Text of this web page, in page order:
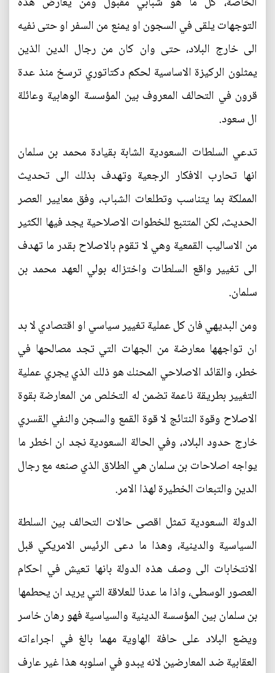
التوجهات يلقى في السجون او يمنع من السفر او حتى نفيه
الى خارج البلاد، حتى وان كان من رجال الدين الذين
يمثلون الركيزة الاساسية لحكم دكتاتوري ترسخ منذ عدة
قرون في التحالف المعروف بين المؤسسة الوهابية وعائلة
ال سعود.
تدعي السلطات السعودية الشابة بقيادة محمد بن سلمان
انها تحارب الافكار الرجعية وتهدف بذلك الى تحديث
المملكة بما يتناسب وتطلعات الشباب، وفق معايير العصر
الحديث، لكن المتتبع للخطوات الاصلاحية يجد فيها الكثير
من الاساليب القمعية وهي لا تقوم بالاصلاح بقدر ما تهدف
الى تغيير واقع السلطات واختزاله بولي العهد محمد بن
سلمان.
ومن البديهي فان كل عملية تغيير سياسي او اقتصادي لا بد
ان تواجهها معارضة من الجهات التي تجد مصالحها في
خطر، والقائد الاصلاحي المحنك هو ذلك الذي يجري عملية
التغيير بطريقة ناعمة تضمن له التخلص من المعارضة بقوة
الاصلاح وقوة النتائج لا قوة القمع والسجن والنفي القسري
خارج حدود البلاد، وفي الحالة السعودية نجد ان اخطر ما
يواجه اصلاحات بن سلمان هي الطلاق الذي صنعه مع رجال
الدين والتبعات الخطيرة لهذا الامر.
الدولة السعودية تمثل اقصى حالات التحالف بين السلطة
السياسية والدينية، وهذا ما دعى الرئيس الامريكي قبل
الانتخابات الى وصف هذه الدولة بانها تعيش في احكام
العصور الوسطى، واذا ما عدنا للعلاقة التي يريد ان يحطمها
بن سلمان بين المؤسسة الدينية والسياسية فهو رهان خاسر
ويضع البلاد على حافة الهاوية مهما بالغ في اجراءاته
العقابية ضد المعارضين لانه يبدو في اسلوبه هذا غير عارف